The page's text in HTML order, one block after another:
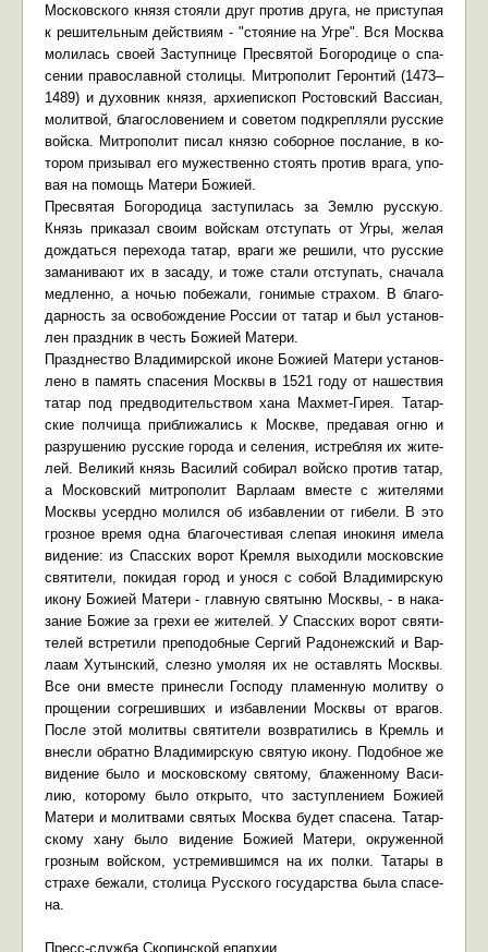
Мос­ков­ско­го кня­зя сто­я­ли друг про­тив дру­га, не при­сту­пая
к ре­ши­тель­ным дей­стви­ям - "сто­я­ние на Уг­ре". Вся Москва
мо­ли­лась сво­ей За­ступ­ни­це Пре­свя­той Бо­го­ро­ди­це о спа­
се­нии пра­во­слав­ной сто­ли­цы. Мит­ро­по­лит Ге­рон­тий (1473–
1489) и ду­хов­ник кня­зя, ар­хи­епи­скоп Ро­стов­ский Вас­си­ан,
мо­лит­вой, бла­го­сло­ве­ни­ем и со­ве­том под­креп­ля­ли рус­ские
вой­ска. Мит­ро­по­лит пи­сал кня­зю со­бор­ное по­сла­ние, в ко­
то­ром при­зы­вал его му­же­ствен­но сто­ять про­тив вра­га, упо­
вая на по­мощь Ма­те­ри Бо­жи­ей.
Пре­свя­тая Бо­го­ро­ди­ца за­сту­пи­лась за Зем­лю рус­скую.
Князь при­ка­зал сво­им вой­скам от­сту­пать от Уг­ры, же­лая
до­ждать­ся пе­ре­хо­да та­тар, вра­ги же ре­ши­ли, что рус­ские
за­ма­ни­ва­ют их в за­са­ду, и то­же ста­ли от­сту­пать, сна­ча­ла
мед­лен­но, а но­чью по­бе­жа­ли, го­ни­мые стра­хом. В бла­го­
дар­ность за осво­бож­де­ние Рос­сии от та­тар и был уста­нов­
лен празд­ник в честь Бо­жи­ей Ма­те­ри.
Празд­не­ство Вла­ди­мир­ской иконе Бо­жи­ей Ма­те­ри уста­нов­
ле­но в па­мять спа­се­ния Моск­вы в 1521 го­ду от на­ше­ствия
та­тар под пред­во­ди­тель­ством ха­на Мах­мет-Ги­рея. Та­тар­
ские пол­чи­ща при­бли­жа­лись к Москве, пре­да­вая ог­ню и
раз­ру­ше­нию рус­ские го­ро­да и се­ле­ния, ис­треб­ляя их жи­те­
лей. Ве­ли­кий князь Ва­си­лий со­би­рал вой­ско про­тив та­тар,
а Мос­ков­ский мит­ро­по­лит Вар­ла­ам вме­сте с жи­те­ля­ми
Моск­вы усерд­но мо­лил­ся об из­бав­ле­нии от ги­бе­ли. В это
гроз­ное вре­мя од­на бла­го­че­сти­вая сле­пая ино­ки­ня име­ла
ви­де­ние: из Спас­ских во­рот Крем­ля вы­хо­ди­ли мос­ков­ские
свя­ти­те­ли, по­ки­дая го­род и уно­ся с со­бой Вла­ди­мир­скую
ико­ну Бо­жи­ей Ма­те­ри - глав­ную свя­тыню Моск­вы, - в на­ка­
за­ние Бо­жие за гре­хи ее жи­те­лей. У Спас­ских во­рот свя­ти­
те­лей встре­ти­ли пре­по­доб­ные Сер­гий Ра­до­неж­ский и Вар­
ла­ам Ху­тын­ский, слез­но умо­ляя их не остав­лять Моск­вы.
Все они вме­сте при­нес­ли Гос­по­ду пла­мен­ную мо­лит­ву о
про­ще­нии со­гре­шив­ших и из­бав­ле­нии Моск­вы от вра­гов.
По­сле этой мо­лит­вы свя­ти­те­ли воз­вра­ти­лись в Кремль и
внес­ли об­рат­но Вла­ди­мир­скую свя­тую ико­ну. По­доб­ное же
ви­де­ние бы­ло и мос­ков­ско­му свя­то­му, бла­жен­но­му Ва­си­
лию, ко­то­ро­му бы­ло от­кры­то, что за­ступ­ле­ни­ем Бо­жи­ей
Ма­те­ри и мо­лит­ва­ми свя­тых Москва бу­дет спа­се­на. Та­тар­
ско­му ха­ну бы­ло ви­де­ние Бо­жи­ей Ма­те­ри, окру­жен­ной
гроз­ным вой­ском, устре­мив­шим­ся на их пол­ки. Та­та­ры в
стра­хе бе­жа­ли, сто­ли­ца Рус­ско­го го­су­дар­ства бы­ла спа­се­
на.
Пресс-служба Скопинской епархии